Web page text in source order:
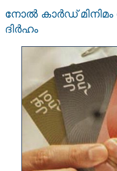
നോൽ കാർഡ് മിനിമം
ദിർഹം